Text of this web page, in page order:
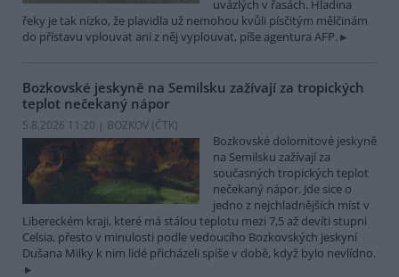
uvázlých v řasách. Hladina
řeky je tak nízko, že plavidla už nemohou kvůli písčitým mělčinám
do přístavu vplouvat ani z něj vyplouvat, píše agentura AFP.
Bozkovské jeskyně na Semilsku zažívají za tropických
teplot nečekaný nápor
5.8.2026 11:20 | BOZKOV (ČTK)
Bozkovské dolomitové jeskyně
na Semilsku zažívají za
současných tropických teplot
nečekaný nápor. Jde sice o
jedno z nejchladnějších míst v
Libereckém kraji, které má stálou teplotu mezi 7,5 až devíti stupni
Celsia, přesto v minulosti podle vedoucího Bozkovských jeskyní
Dušana Milky k nim lidé přicházeli spíše v době, když bylo nevlídno.